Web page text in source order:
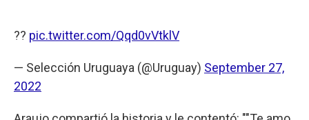
?? pic.twitter.com/Qqd0vVtklV
— Selección Uruguaya (@Uruguay) September 27,
2022